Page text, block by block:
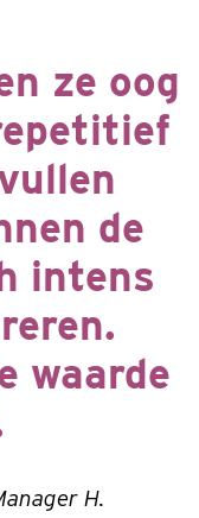
ze oog
de
intens
waarde
H.